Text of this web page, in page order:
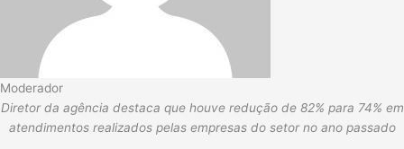
Moderador
Diretor da agência destaca que houve redução de 82% para 74% em
atendimentos realizados pelas empresas do setor no ano passado